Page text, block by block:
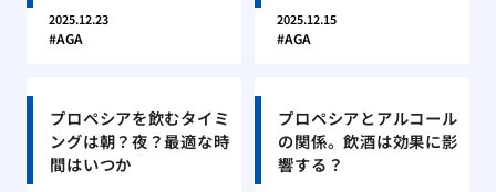
2025.12.23
AGA
2025.12.15
AGA
プロペシアを飲むタイミ
ングは朝？夜？最適な時
間はいつか
プロペシアとアルコール
の関係。飲酒は効果に影
響する？